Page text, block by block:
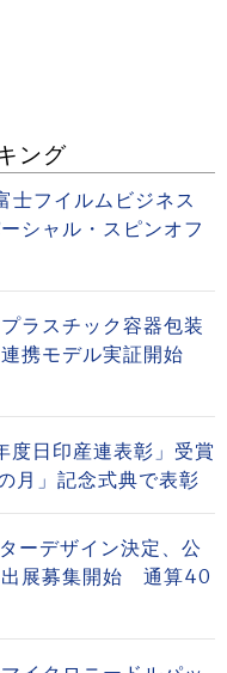
ング
フイルムビジネス
シャル・スピンオフ
ラスチック容器包装
携モデル実証開始
日印産連表彰」受賞
」記念式典で表彰
ーデザイン決定、公
出展募集開始 通算40